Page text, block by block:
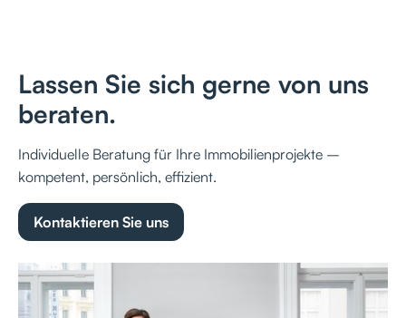
Lassen Sie sich gerne von uns
beraten.
Individuelle Beratung für Ihre Immobilienprojekte –
kompetent, persönlich, effizient.
Kontaktieren Sie uns